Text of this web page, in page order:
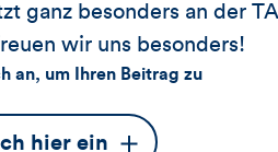
ganz besonders an der
wir uns besonders!
an, um Ihren Beitrag zu
hier ein